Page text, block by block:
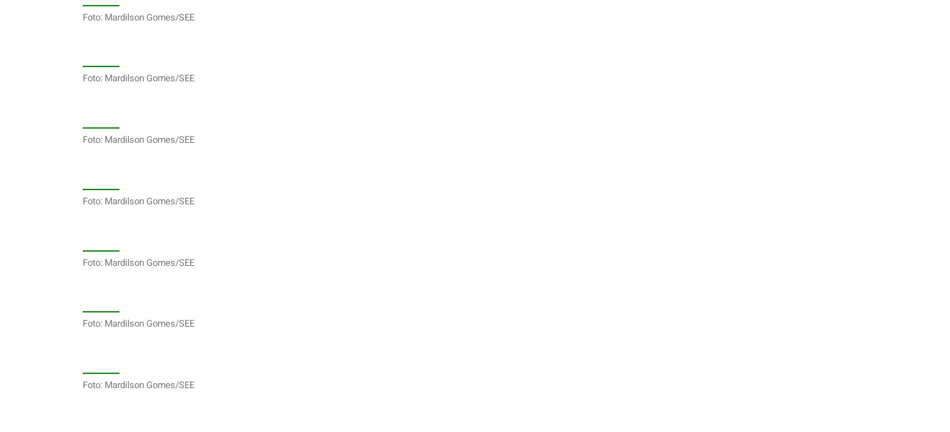
Foto: Mardilson Gomes/SEE
Foto: Mardilson Gomes/SEE
Foto: Mardilson Gomes/SEE
Foto: Mardilson Gomes/SEE
Foto: Mardilson Gomes/SEE
Foto: Mardilson Gomes/SEE
Foto: Mardilson Gomes/SEE